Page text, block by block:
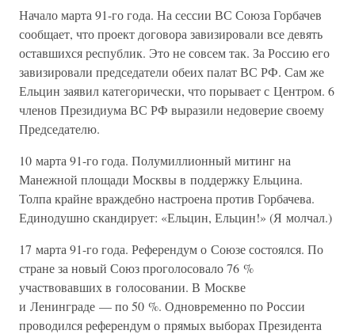
Начало марта 91-го года. На сессии ВС Союза Горбачев
сообщает, что проект договора завизировали все девять
оставшихся республик. Это не совсем так. За Россию его
завизировали председатели обеих палат ВС РФ. Сам же
Ельцин заявил категорически, что порывает с Центром. 6
членов Президиума ВС РФ выразили недоверие своему
Председателю.
10 марта 91-го года. Полумиллионный митинг на
Манежной площади Москвы в поддержку Ельцина.
Толпа крайне враждебно настроена против Горбачева.
Единодушно скандирует: «Ельцин, Ельцин!» (Я молчал.)
17 марта 91-го года. Референдум о Союзе состоялся. По
стране за новый Союз проголосовало 76 %
участвовавших в голосовании. В Москве
и Ленинграде — по 50 %. Одновременно по России
проводился референдум о прямых выборах Президента